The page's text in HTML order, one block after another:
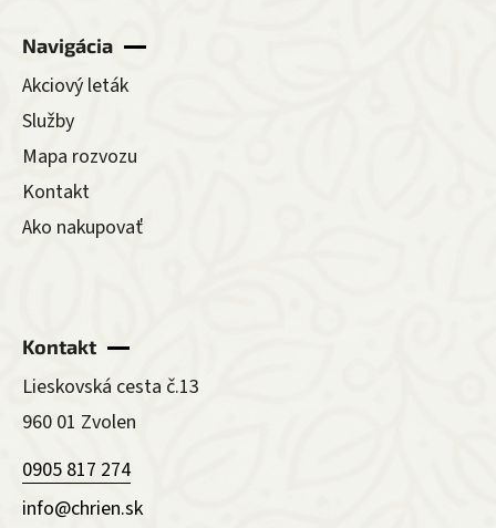
Navigácia
Akciový leták
Služby
Mapa rozvozu
Kontakt
Ako nakupovať
Kontakt
Lieskovská cesta č.13
960 01 Zvolen
0905 817 274
info@chrien.sk